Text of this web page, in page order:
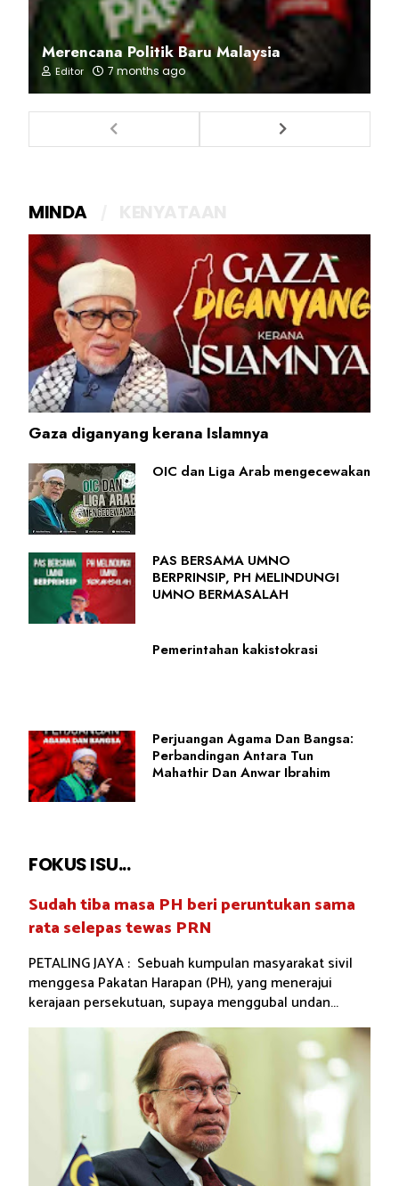
Merencana Politik Baru Malaysia
Editor 7 months ago
MINDA
Gaza diganyang kerana Islamnya
OIC dan Liga Arab mengecewakan
PAS BERSAMA UMNO
BERPRINSIP, PH MELINDUNGI
UMNO BERMASALAH
Pemerintahan kakistokrasi
Perjuangan Agama Dan Bangsa:
Perbandingan Antara Tun
Mahathir Dan Anwar Ibrahim
FOKUS ISU...
Sudah tiba masa PH beri peruntukan sama
rata selepas tewas PRN
PETALING JAYA : Sebuah kumpulan masyarakat sivil
menggesa Pakatan Harapan (PH), yang menerajui
kerajaan persekutuan, supaya menggubal undan...